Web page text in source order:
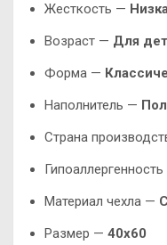
Жесткость —
Возраст — Для
Форма —
Наполнитель —
Страна
Материал чехла —
Размер — 40х60